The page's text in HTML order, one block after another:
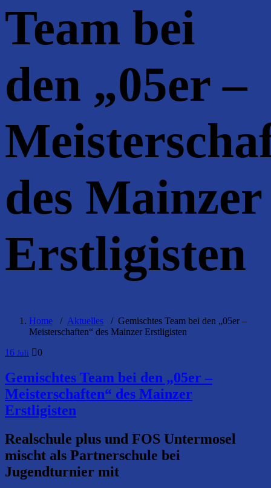
Team bei
den „05er –
des Mainzer
Erstligisten
Home / Aktuelles / Gemischtes Team bei den „05er –
Meisterschaften“ des Mainzer Erstligisten
16 Juli 0
Gemischtes Team bei den „05er –
Meisterschaften“ des Mainzer
Erstligisten
Realschule plus und FOS Untermosel
mischt als Partnerschule bei
Jugendturnier mit